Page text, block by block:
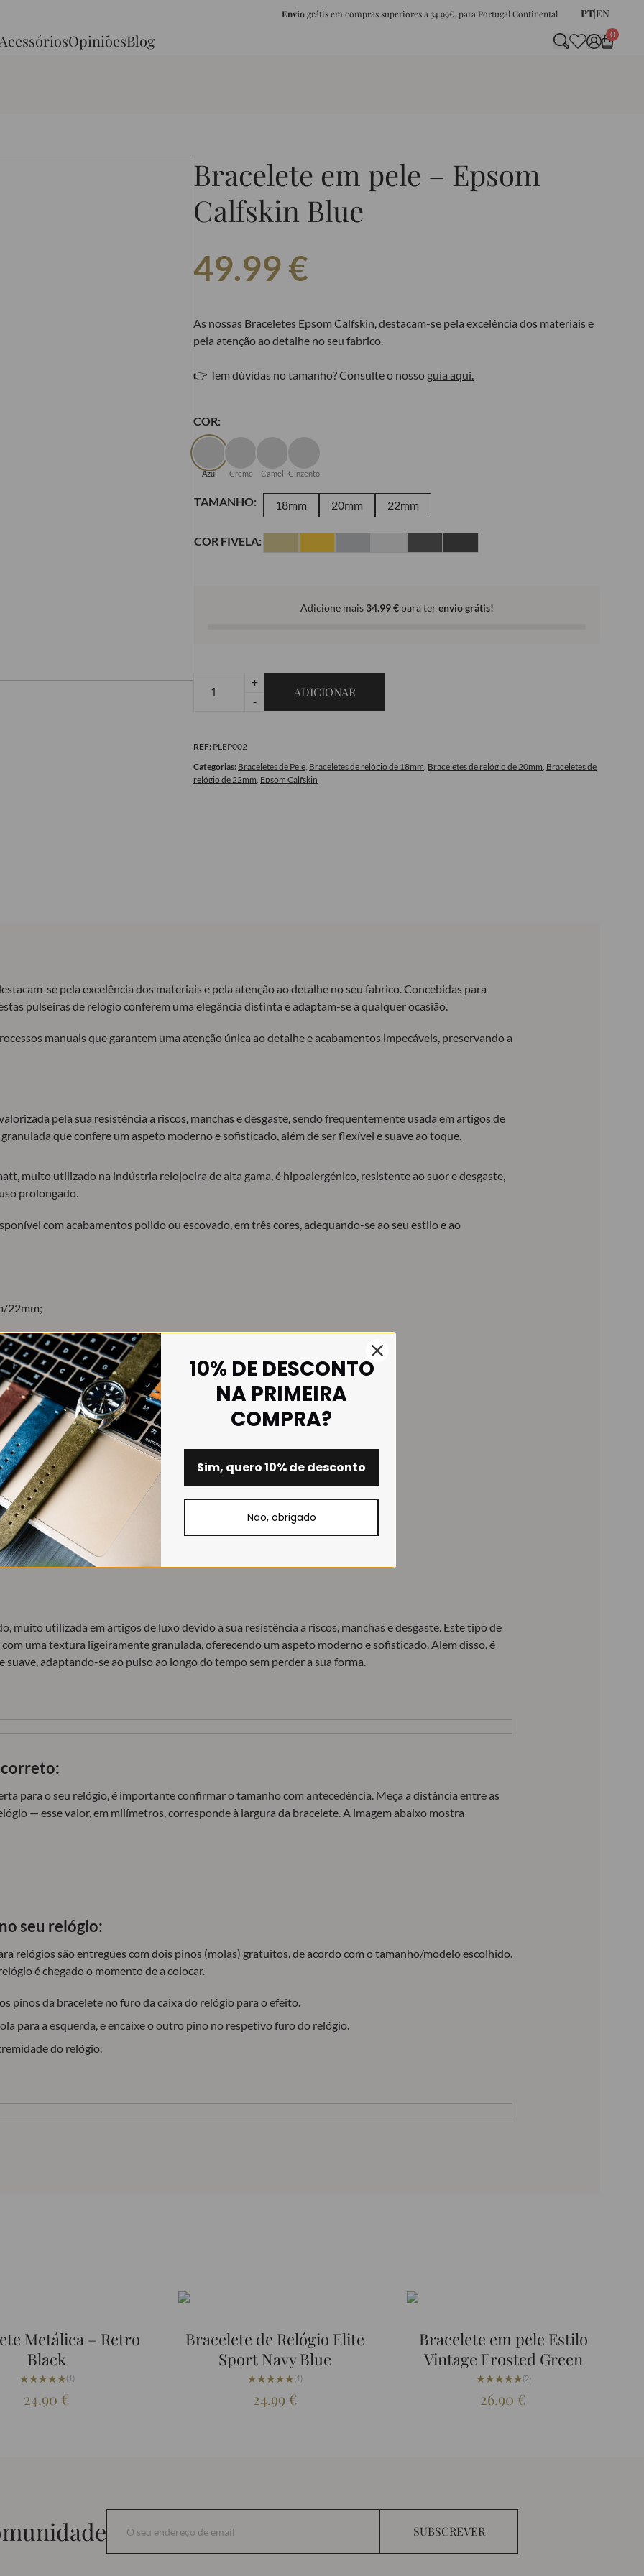
Enviográtis em compras superiores a 34.99€, para Portugal Continental PT|EN
AcessóriosOpiniõesBlog 0
Bracelete em pele – Epsom
Calfskin Blue
49.99€
As nossas Braceletes Epsom Calfskin, destacam-se pela excelência dos materiais e
pela atenção ao detalhe no seu fabrico.
👉 Tem dúvidas no tamanho? Consulte o nosso guia aqui.
COR:
Azul Creme Camel Cinzento
TAMANHO: 18mm 20mm 22mm
COR FIVELA:
Adicione mais 34.99€para terenvio grátis!
Quantidade
em
pele
-
+
-
ADICIONAR
REF: PLEP002
Categorias: Braceletes de Pele, Braceletes de relógio de 18mm, Braceletes de relógio de 20mm, Braceletes de
relógio de 22mm, Epsom Calfskin
se pela excelência dos materiais e pela atenção ao detalhe no seu fabrico. Concebidas para
pulseiras de relógio conferem uma elegância distinta e adaptam-se a qualquer ocasião.
manuais que garantem uma atenção única ao detalhe e acabamentos impecáveis, preservando a
pela sua resistência a riscos, manchas e desgaste, sendo frequentemente usada em artigos de
que confere um aspeto moderno e sofisticado, além de ser flexível e suave ao toque,
muito utilizado na indústria relojoeira de alta gama, é hipoalergénico, resistente ao suor e desgaste,
prolongado.
com acabamentos polido ou escovado, em três cores, adequando-se ao seu estilo e ao
22mm;
guia de tamanhos mais a baixo, para mais detalhes);
de vitelo);
ou Escovado (mate);
e preto;
rápida já instaladas na bracelete (sistema quick-release)
muito utilizada em artigos de luxo devido à sua resistência a riscos, manchas e desgaste. Este tipo de
uma textura ligeiramente granulada, oferecendo um aspeto moderno e sofisticado. Além disso, é
adaptando-se ao pulso ao longo do tempo sem perder a sua forma.
para o seu relógio, é importante confirmar o tamanho com antecedência. Meça a distância entre as
— esse valor, em milímetros, corresponde à largura da bracelete. A imagem abaixo mostra
seu relógio:
relógios são entregues com dois pinos (molas) gratuitos, de acordo com o tamanho/modelo escolhido.
é chegado o momento de a colocar.
pinos da bracelete no furo da caixa do relógio para o efeito.
para a esquerda, e encaixe o outro pino no respetivo furo do relógio.
do relógio.
Metálica – Retro
Black
★★★★★
★★★★★(1)
24.90 €
Bracelete de Relógio Elite
Sport Navy Blue
★★★★★
★★★★★(1)
24.99 €
Bracelete em pele Estilo
Vintage Frosted Green
★★★★★
★★★★★(2)
26.90 €
SUBSCREVER
10% DE DESCONTO
NA PRIMEIRA
COMPRA?
Sim, quero 10% de desconto
Não, obrigado